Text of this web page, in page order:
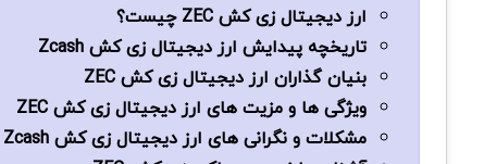
ارز دیجیتال زی کش ZEC چیست؟
تاریخچه پیدایش ارز دیجیتال زی کش Zcash
بنیان گذاران ارز دیجیتال زی کش ZEC
ویژگی ها و مزیت های ارز دیجیتال زی کش ZEC
مشکلات و نگرانی های ارز دیجیتال زی کش Zcash